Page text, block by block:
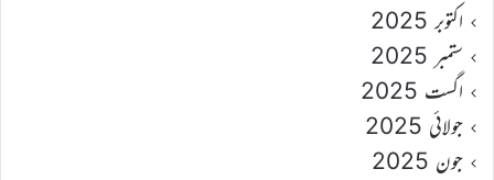
اکتوبر 2025
ستمبر 2025
اگست 2025
جولائی 2025
جون 2025